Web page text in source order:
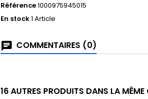
Référence1000975945015
En stock1 Article
COMMENTAIRES (0)
16 AUTRES PRODUITS DANS LA MÊME